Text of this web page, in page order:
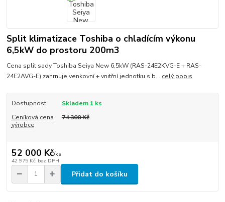
Split klimatizace Toshiba o chladícím výkonu
6,5kW do prostoru 200m3
Cena split sady Toshiba Seiya New 6,5kW (RAS-24E2KVG-E + RAS-
24E2AVG-E) zahrnuje venkovní + vnitřní jednotku s b... celý popis
Dostupnost
Skladem 1 ks
Ceníková cena
výrobce
74 300 Kč
52 000 Kč/ks
42 975 Kč bez DPH
Přidat do košíku